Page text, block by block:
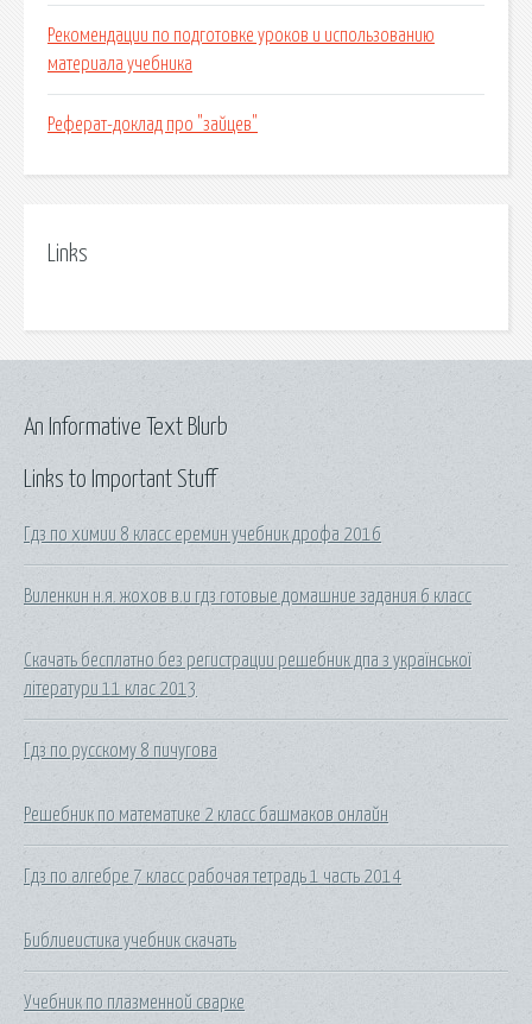
Рекомендации по подготовке уроков и использованию
материала учебника
Реферат-доклад про "зайцев"
Links
Links to Important Stuff
Гдз по химии 8 класс еремин учебник дрофа 2016
Виленкин н.я. жохов в.и гдз готовые домашние задания 6 класс
Скачать бесплатно без регистрации решебник дпа з української
літератури 11 клас 2013
Гдз по русскому 8 пичугова
Решебник по математике 2 класс башмаков онлайн
Гдз по алгебре 7 класс рабочая тетрадь 1 часть 2014
Библиеистика учебник скачать
Учебник по плазменной сварке
An Informative Text Blurb